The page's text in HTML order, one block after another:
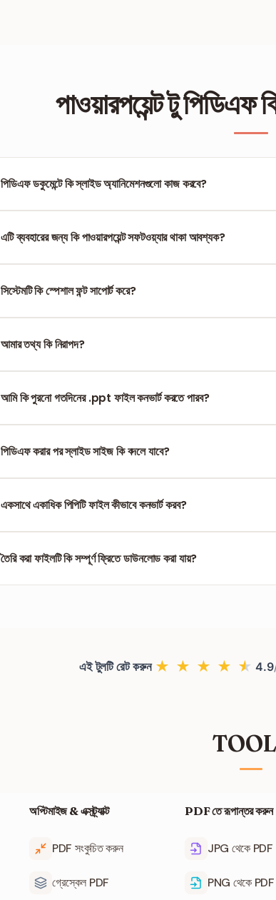
পাওয়ারপয়েন্ট টু পিডিএফ
পিডিএফ ডকুমেন্টে কি স্লাইড অ্যানিমেশনগুলো কাজ করবে?
এটি ব্যবহারের জন্য কি পাওয়ারপয়েন্ট সফটওয়্যার থাকা আবশ্যক?
সিস্টেমটি কি স্পেশাল ফন্ট সাপোর্ট করে?
আমার তথ্য কি নিরাপদ?
আমি কি পুরনো গতদিনের .ppt ফাইল কনভার্ট করতে পারব?
পিডিএফ করার পর স্লাইড সাইজ কি বদলে যাবে?
একসাথে একাধিক পিপিটি ফাইল কীভাবে কনভার্ট করব?
করে নিতে পারবেন।
তৈরি করা ফাইলটি কি সম্পূর্ণ ফ্রিতে ডাউনলোড করা যায়?
এই টুলটি রেট করুন ★ ★ ★ ★ ★ 4.9
অপ্টিমাইজ & এক্সট্র্যাক্ট
PDF সংকুচিত করুন
গ্রেস্কেল PDF
PDF তে রূপান্তর করুন
JPG থেকে PDF
PNG থেকে PDF